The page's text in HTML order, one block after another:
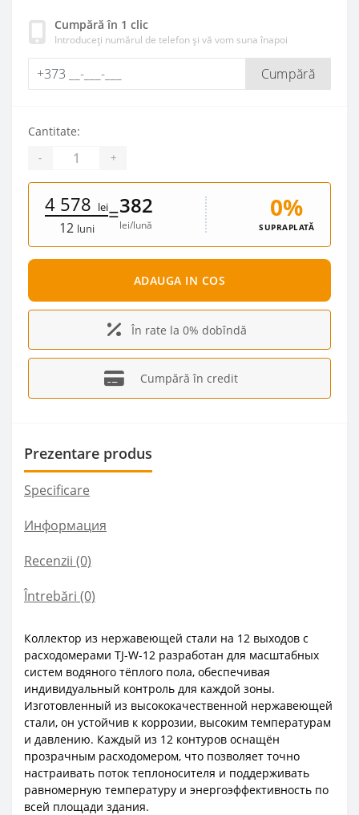
Cumpără în 1 clic
Introduceți numărul de telefon și vă vom suna înapoi
Cumpără
Cantitate:
- +
4 578 lei
12 luni
=382
lei/lună
0%
SUPRAPLATĂ
ADAUGA IN COS
În rate la 0% dobîndă
Cumpără în credit
Prezentare produs
Specificare
Информация
Recenzii (0)
Întrebări (0)
Коллектор из нержавеющей стали на 12 выходов с
расходомерами TJ-W-12 разработан для масштабных
систем водяного тёплого пола, обеспечивая
индивидуальный контроль для каждой зоны.
Изготовленный из высококачественной нержавеющей
стали, он устойчив к коррозии, высоким температурам
и давлению. Каждый из 12 контуров оснащён
прозрачным расходомером, что позволяет точно
настраивать поток теплоносителя и поддерживать
равномерную температуру и энергоэффективность по
всей площади здания.